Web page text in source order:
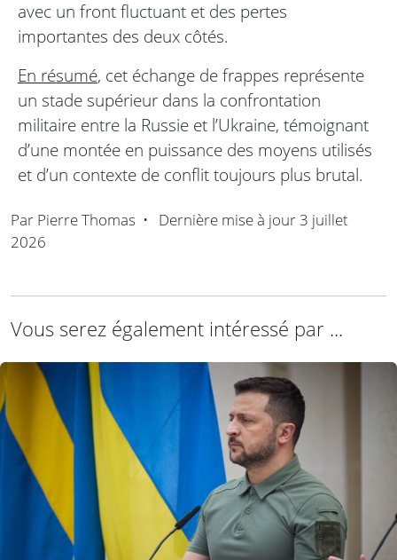
avec un front fluctuant et des pertes
importantes des deux côtés.
En résumé, cet échange de frappes représente
un stade supérieur dans la confrontation
militaire entre la Russie et l’Ukraine, témoignant
d’une montée en puissance des moyens utilisés
et d’un contexte de conflit toujours plus brutal.
Par Pierre Thomas • Dernière mise à jour 3 juillet
2026
Vous serez également intéressé par ...